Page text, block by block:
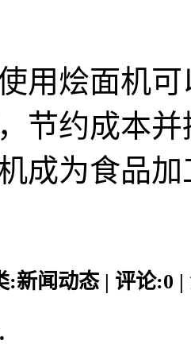
用烩面机
节约成本
成为食品
:新闻动态 | 评论:0 |